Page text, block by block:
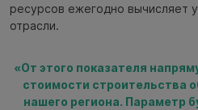
ресурсов ежегодно вычисляет
отрасли.
«От этого показателя
стоимости строительства
нашего региона. Параметр